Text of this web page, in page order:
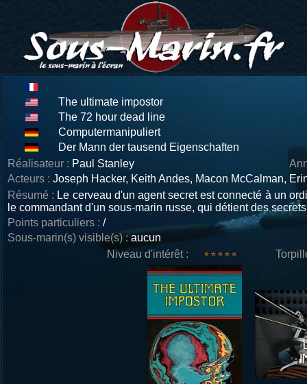
The ultimate impostor
The 72 hour dead line
Computermanipuliert
Der Mann der tausend Eigenschaften
Réalisateur : Paul Stanley
Acteurs : Joseph Hacker, Keith Andes, Macon McCalman,
Résumé : Le cerveau d'un agent secret est connecté à un
le commandant d'un sous-marin russe, qui détient des
Points particuliers : /
Sous-marin(s) visible(s) : aucun
Niveau d'intérêt :